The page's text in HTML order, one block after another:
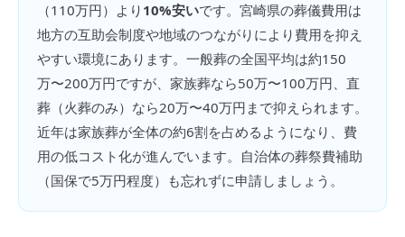
（110万円）より 10%安いです。 宮崎県の葬儀費用は
地方の互助会制度や地域のつながりにより費用を抑え
やすい環境にあります。一般葬の全国平均は約150
万〜200万円ですが、家族葬なら50万〜100万円、直
葬（火葬のみ）なら20万〜40万円まで抑えられます。
近年は家族葬が全体の約6割を占めるようになり、費
用の低コスト化が進んでいます。自治体の葬祭費補助
（国保で5万円程度）も忘れずに申請しましょう。